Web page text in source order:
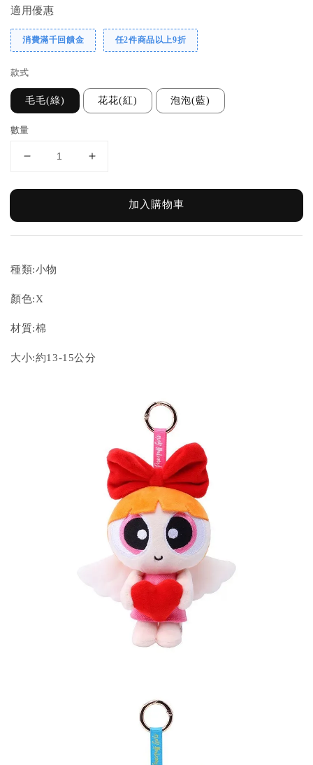
適用優惠
消費滿千回饋金 任2件商品以上9折
款式
毛毛(綠) 花花(紅) 泡泡(藍)
數量
加入購物車
種類:小物
顏色:X
材質:棉
大小:約13-15公分